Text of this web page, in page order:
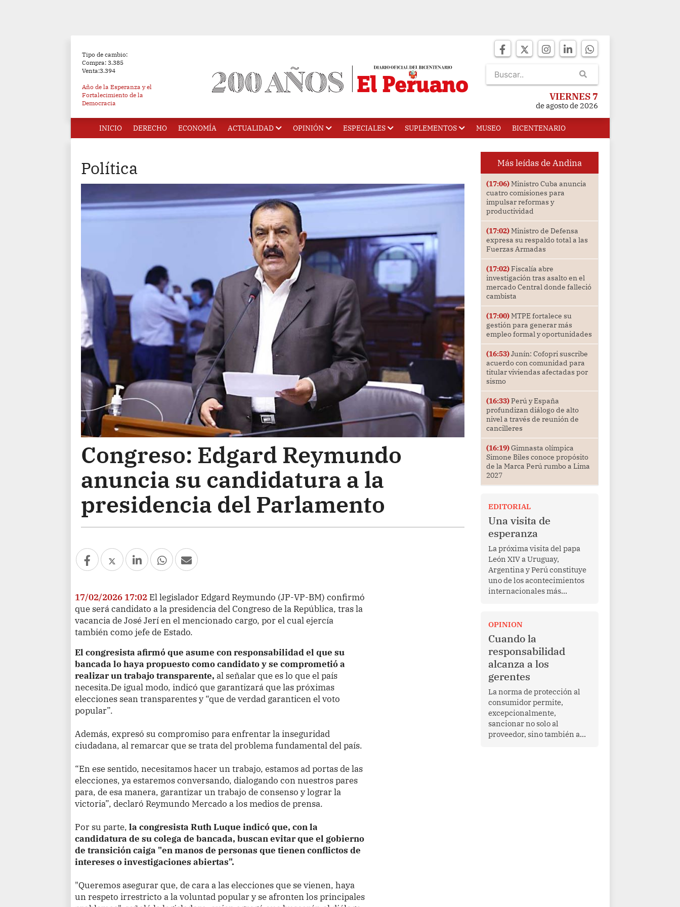
Tipo de cambio:
Compra: 3.385
Venta:3.394
Año de la Esperanza y el
Fortalecimiento de la
Democracia
VIERNES 7
de agosto de 2026
INICIO DERECHO ECONOMÍA ACTUALIDAD OPINIÓN ESPECIALES SUPLEMENTOS MUSEO BICENTENARIO
Política
Congreso: Edgard Reymundo
anuncia su candidatura a la
presidencia del Parlamento
17/02/2026 17:02 El legislador Edgard Reymundo (JP-VP-BM) confirmó
que será candidato a la presidencia del Congreso de la República, tras la
vacancia de José Jerí en el mencionado cargo, por el cual ejercía
también como jefe de Estado.
El congresista afirmó que asume con responsabilidad el que su
bancada lo haya propuesto como candidato y se comprometió a
realizar un trabajo transparente, al señalar que es lo que el país
necesita.De igual modo, indicó que garantizará que las próximas
elecciones sean transparentes y “que de verdad garanticen el voto
popular”.
Además, expresó su compromiso para enfrentar la inseguridad
ciudadana, al remarcar que se trata del problema fundamental del país.
“En ese sentido, necesitamos hacer un trabajo, estamos ad portas de las
elecciones, ya estaremos conversando, dialogando con nuestros pares
para, de esa manera, garantizar un trabajo de consenso y lograr la
victoria”, declaró Reymundo Mercado a los medios de prensa.
Por su parte,la congresista Ruth Luque indicó que, con la
candidatura de su colega de bancada, buscan evitar que el gobierno
de transición caiga "en manos de personas que tienen conflictos de
intereses o investigaciones abiertas".
"Queremos asegurar que, de cara a las elecciones que se vienen, haya
un respeto irrestricto a la voluntad popular y se afronten los principales
Más leídas de Andina
(17:06)Ministro Cuba anuncia
cuatro comisiones para
impulsar reformas y
productividad
(17:02)Ministro de Defensa
expresa su respaldo total a las
Fuerzas Armadas
(17:02)Fiscalía abre
investigación tras asalto en el
mercado Central donde falleció
cambista
(17:00)MTPE fortalece su
gestión para generar más
empleo formal y oportunidades
(16:53)Junín: Cofopri suscribe
acuerdo con comunidad para
titular viviendas afectadas por
sismo
(16:33)Perú y España
profundizan diálogo de alto
nivel a través de reunión de
cancilleres
(16:19)Gimnasta olímpica
Simone Biles conoce propósito
de la Marca Perú rumbo a Lima
2027
EDITORIAL
Una visita de
esperanza
La próxima visita del papa
León XIV a Uruguay,
Argentina y Perú constituye
uno de los acontecimientos
internacionales más
Más allá de su dimensión
religiosa, esta gira
representa una oportunidad
para reafirmar el valor del
diálogo, fortalecer los
vínculos entre los pueblos y
proyectar una imagen de
cooperación en una región
que enfrenta desafíos en
materia de desarrollo,
cohesión social y
gobernabilidad.
OPINION
Cuando la
responsabilidad
alcanza a los
gerentes
La norma de protección al
consumidor permite,
excepcionalmente,
sancionar no solo al
proveedor, sino también a